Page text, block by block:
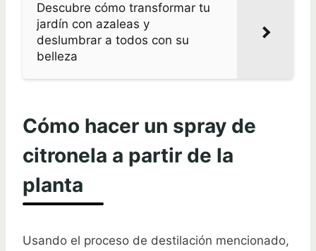
Descubre cómo transformar tu
jardín con azaleas y
deslumbrar a todos con su
belleza
Cómo hacer un spray de
citronela a partir de la
planta
Usando el proceso de destilación mencionado,